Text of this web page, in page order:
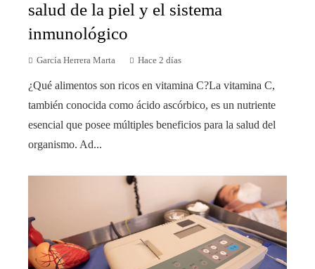
salud de la piel y el sistema
inmunológico
García Herrera Marta Hace 2 días
¿Qué alimentos son ricos en vitamina C?La vitamina C,
también conocida como ácido ascórbico, es un nutriente
esencial que posee múltiples beneficios para la salud del
organismo. Ad...